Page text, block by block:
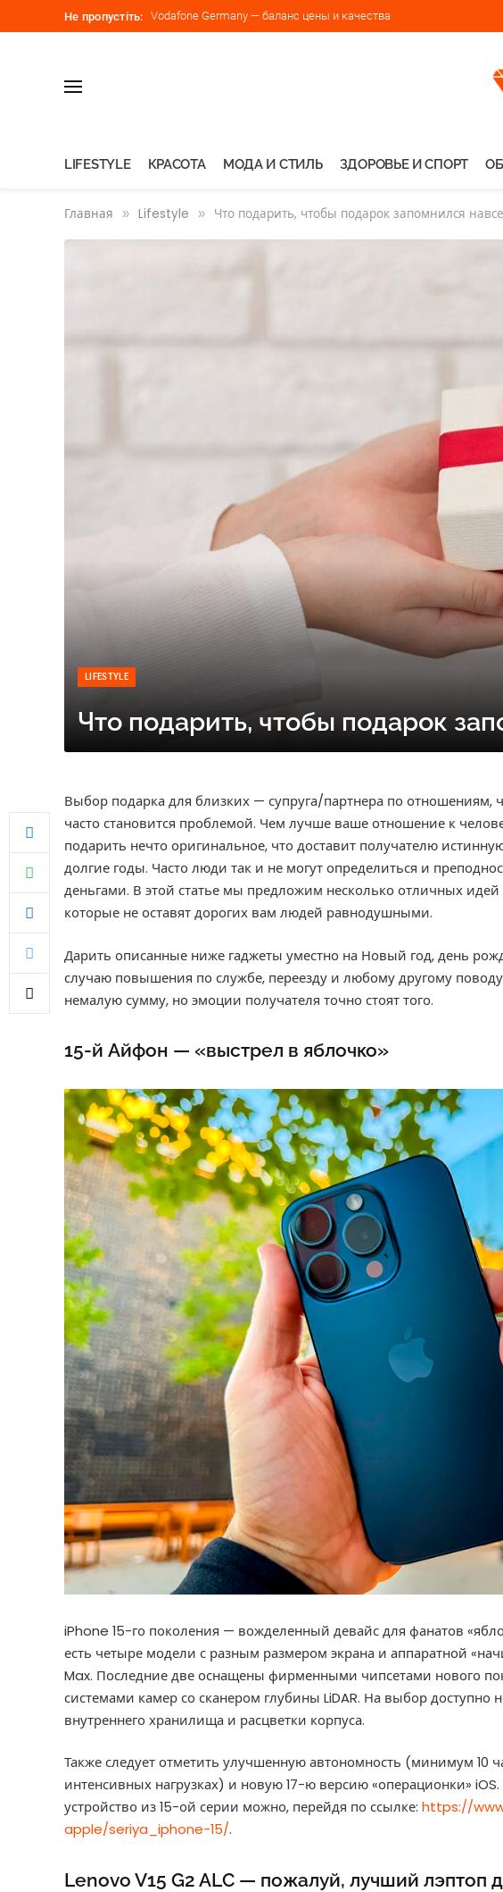
Не пропустіть: Vodafone Germany — баланс цены и качества
LIFESTYLE КРАСОТА МОДА И СТИЛЬ ЗДОРОВЬЕ И СПОРТ
Главная » Lifestyle » Что подарить, чтобы подарок запомнился
LIFESTYLE
Что подарить, чтобы подарок
Выбор подарка для близких — супруга/партнера по отношениям,
часто становится проблемой. Чем лучше ваше отношение к
подарить нечто оригинальное, что доставит получателю
долгие годы. Часто люди так и не могут определиться и
деньгами. В этой статье мы предложим несколько отличных
которые не оставят дорогих вам людей равнодушными.
Дарить описанные ниже гаджеты уместно на Новый год, день
случаю повышения по службе, переезду и любому другому
немалую сумму, но эмоции получателя точно стоят того.
15-й Айфон — «выстрел в яблочко»
iPhone 15-го поколения — вожделенный девайс для фанатов
есть четыре модели с разным размером экрана и аппаратной
Max. Последние две оснащены фирменными чипсетами нового
системами камер со сканером глубины LiDAR. На выбор доступно
внутреннего хранилища и расцветки корпуса.
Также следует отметить улучшенную автономность (минимум 10
интенсивных нагрузках) и новую 17-ю версию «операционки»
устройство из 15-ой серии можно, перейдя по ссылке: https://
apple/seriya_iphone-15/.
Lenovo V15 G2 ALC — пожалуй, лучший лэптоп